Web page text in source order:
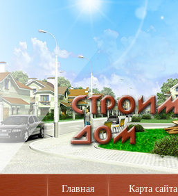
Главная Карта сайта